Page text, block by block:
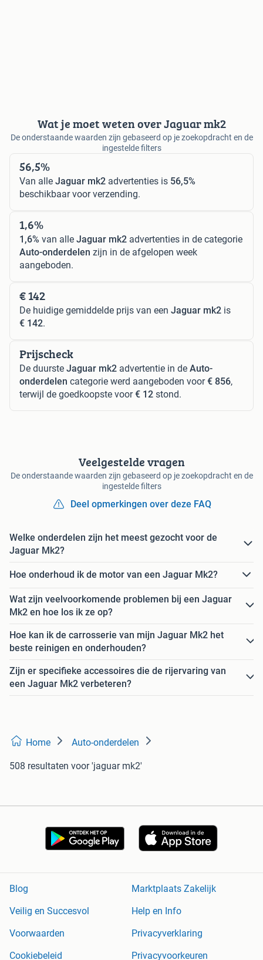
Wat je moet weten over Jaguar mk2
De onderstaande waarden zijn gebaseerd op je zoekopdracht en de
ingestelde filters
56,5%
Van alle Jaguar mk2 advertenties is 56,5%
beschikbaar voor verzending.
1,6%
1,6% van alle Jaguar mk2 advertenties in de categorie
Auto-onderdelen zijn in de afgelopen week
aangeboden.
€ 142
De huidige gemiddelde prijs van een Jaguar mk2 is
€ 142.
Prijscheck
De duurste Jaguar mk2 advertentie in de Auto-
onderdelen categorie werd aangeboden voor€ 856,
terwijl de goedkoopste voor€ 12 stond.
Veelgestelde vragen
De onderstaande waarden zijn gebaseerd op je zoekopdracht en de
ingestelde filters
Deel opmerkingen over deze FAQ
Welke onderdelen zijn het meest gezocht voor de
Jaguar Mk2?
Hoe onderhoud ik de motor van een Jaguar Mk2?
Wat zijn veelvoorkomende problemen bij een Jaguar
Mk2 en hoe los ik ze op?
Hoe kan ik de carrosserie van mijn Jaguar Mk2 het
beste reinigen en onderhouden?
Zijn er specifieke accessoires die de rijervaring van
een Jaguar Mk2 verbeteren?
Home Auto-onderdelen
508 resultaten voor 'jaguar mk2'
Blog
Marktplaats Zakelijk
Veilig en Succesvol
Help en Info
Voorwaarden
Privacyverklaring
Cookiebeleid
Privacyvoorkeuren